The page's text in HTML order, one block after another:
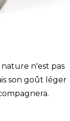
n'est pas
son goût léger